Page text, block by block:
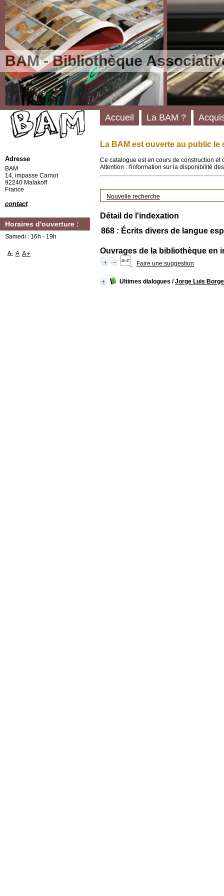
BAM - Bibliothèque
La BAM est ouverte au public le
Ce catalogue est en cours de construction
Attention : l'information sur la disponibilité
Nouvelle recherche
Détail de l'indexation
868 : Écrits divers de langue
Ouvrages de la bibliothèque en
Faire une suggestion
Ultimes dialogues /Jorge Luis
Accueil La BAM ?
Adresse
BAM
14, impasse Carnot
92240 Malakoff
France
contact
Horaires d'ouverture :
Samedi : 16h - 19h
A- A A+